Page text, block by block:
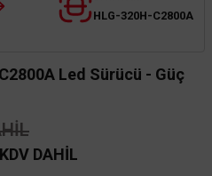
HLG-320H-C2800A
Led Sürücü - Güç
KDV DAHİL